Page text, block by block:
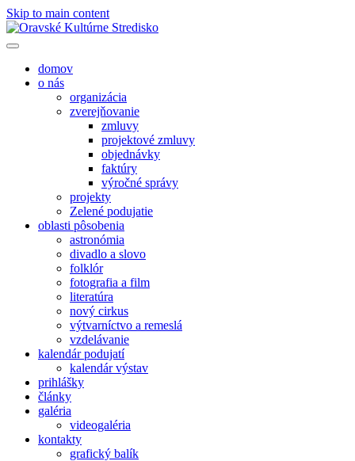
Skip to main content
domov
o nás
organizácia
zverejňovanie
zmluvy
projektové zmluvy
objednávky
faktúry
výročné správy
projekty
Zelené podujatie
oblasti pôsobenia
astronómia
divadlo a slovo
folklór
fotografia a film
literatúra
nový cirkus
výtvarníctvo a remeslá
vzdelávanie
kalendár podujatí
kalendár výstav
prihlášky
články
galéria
videogaléria
kontakty
grafický balík